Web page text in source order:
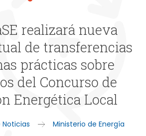
realizará nueva
de transferencias
prácticas sobre
del Concurso de
Energética Local
Noticias Ministerio de Energía